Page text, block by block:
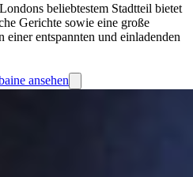
beliebtestem Stadtteil bietet
Gerichte sowie eine große
entspannten und einladenden
ansehen